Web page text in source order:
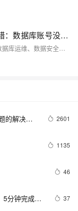
数据管理DMS产品使用合集之遇到报错：数据库账号没有权限执行，该如何排查
阿里云数据管理DMS提供了全面的数据管理、数据库运维、数据安全、数据迁移与同步等功能，助力企业高效、安全地进行数据库管理和运维工作。以下是DMS产品使用合集的详细介绍。
的解决方
2601
1135
46
5分钟完成企
37